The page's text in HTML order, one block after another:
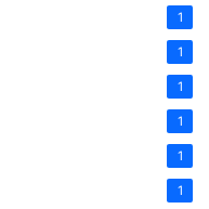
1
1
1
1
1
1